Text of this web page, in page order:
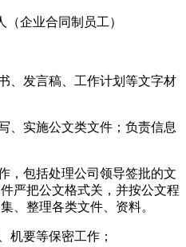
企业合同制员工）
发言稿、工作计划等文字材
实施公文类文件；负责信息
包括处理公司领导签批的文
严把公文格式关，并按公文程
、整理各类文件、资料。
要等保密工作；